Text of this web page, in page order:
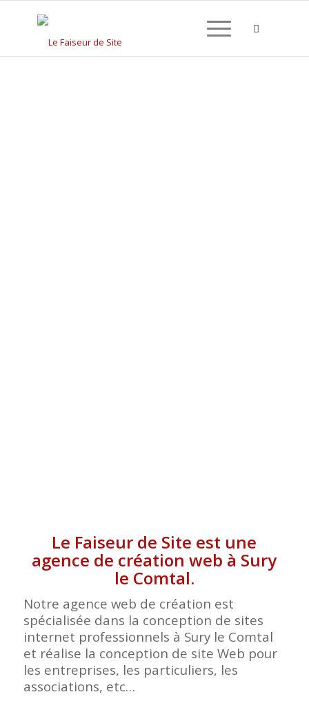
Le Faiseur de Site est une
agence de création web à Sury
le Comtal.
Notre agence web de création est
spécialisée dans la conception de sites
internet professionnels à Sury le Comtal
et réalise la conception de site Web pour
les entreprises, les particuliers, les
associations, etc…